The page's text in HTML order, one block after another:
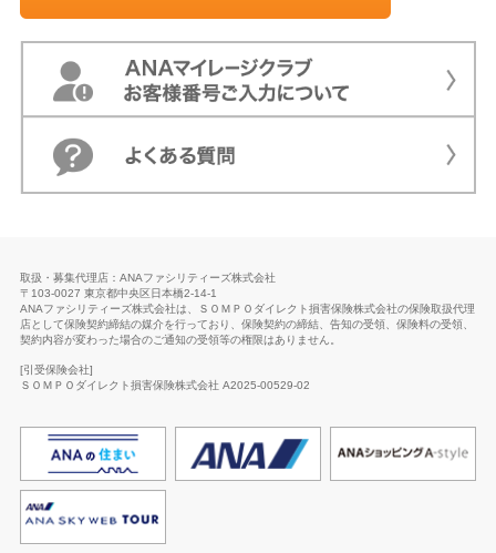
取扱・募集代理店：ANAファシリティーズ株式会社
〒103-0027 東京都中央区日本橋2-14-1
ANAファシリティーズ株式会社は、ＳＯＭＰＯダイレクト損害保険株式会社の保険取扱代理
店として保険契約締結の媒介を行っており、保険契約の締結、告知の受領、保険料の受領、
契約内容が変わった場合のご通知の受領等の権限はありません。
[引受保険会社]
ＳＯＭＰＯダイレクト損害保険株式会社 A2025-00529-02